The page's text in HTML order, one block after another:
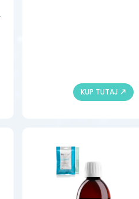
KUP TUTAJ